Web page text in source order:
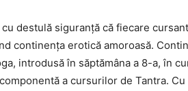
destulă siguranță că fiecare
continența erotică amoroasă.
introdusă în săptămâna a 8-a, în
a cursurilor de Tantra.